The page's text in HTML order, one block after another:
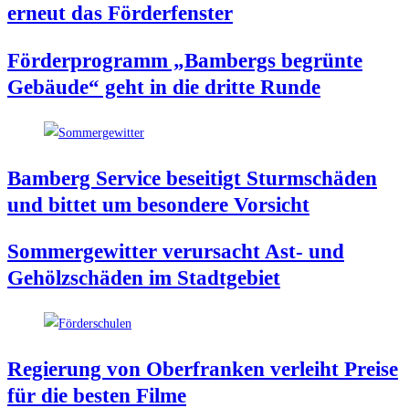
erneut das Förderfenster
För­der­pro­gramm „Bam­bergs begrün­te
Gebäu­de“ geht in die drit­te Runde
Bam­berg Ser­vice besei­tigt Sturm­schä­den
und bit­tet um beson­de­re Vorsicht
Som­mer­ge­wit­ter ver­ur­sacht Ast- und
Gehölz­schä­den im Stadtgebiet
Regie­rung von Ober­fran­ken ver­leiht Prei­se
für die bes­ten Filme